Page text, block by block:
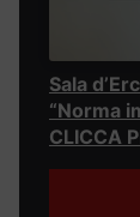
Sala
“Norma
CLICCA